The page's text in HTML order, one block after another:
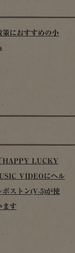
策におすすめの小
HAPPY LUCKY
VIDEOにヘル
ボストン(V-5)が使
ます